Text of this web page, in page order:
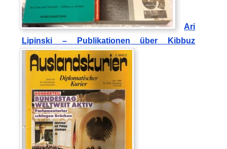
Ari
Lipinski – Publikationen über Kibbuz